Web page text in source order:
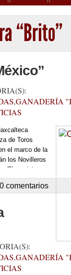
,GANADERÍA
de Toros
el marco de la
los Novilleros
(Tlaxcala),
(Venezuela),
comentarios
,GANADERÍA